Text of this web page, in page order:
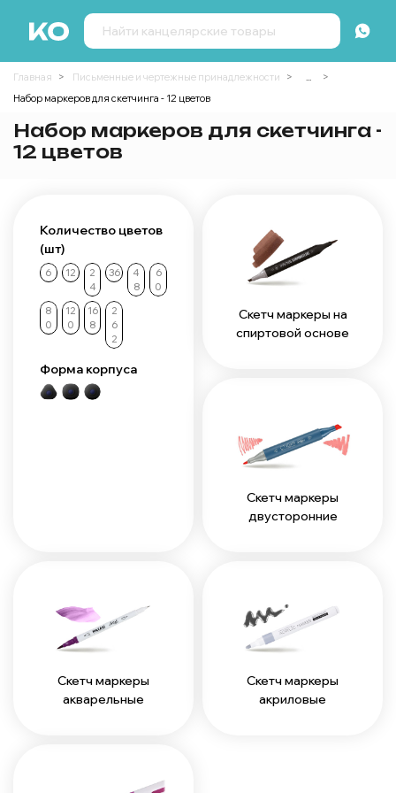
Главная Письменные и чертежные принадлежности
...
Набор маркеров для скетчинга - 12 цветов
Набор маркеров для скетчинга -
12 цветов
Количество цветов
(шт)
6 12
2
4
36
4
8
6
0
8
0
12
0
16
8
2
6
2
Форма корпуса
Скетч маркеры на
спиртовой основе
Скетч маркеры
двусторонние
Скетч маркеры
акварельные
Скетч маркеры
акриловые